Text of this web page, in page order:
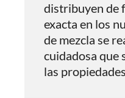
distribuyen de
exacta en los
de mezcla se
cuidadosa que
las